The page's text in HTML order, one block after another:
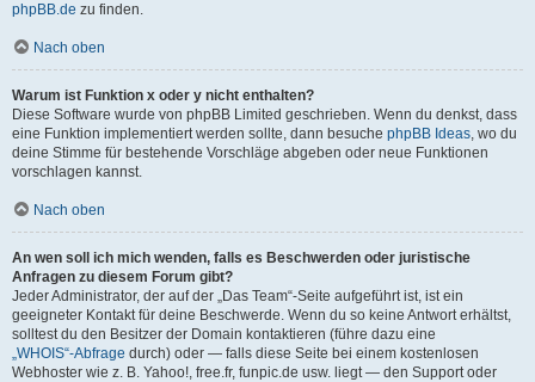
phpBB.de zu finden.
Nach oben
Warum ist Funktion x oder y nicht enthalten?
Diese Software wurde von phpBB Limited geschrieben. Wenn du denkst, dass
eine Funktion implementiert werden sollte, dann besuche phpBB Ideas, wo du
deine Stimme für bestehende Vorschläge abgeben oder neue Funktionen
vorschlagen kannst.
Nach oben
An wen soll ich mich wenden, falls es Beschwerden oder juristische
Anfragen zu diesem Forum gibt?
Jeder Administrator, der auf der „Das Team“-Seite aufgeführt ist, ist ein
geeigneter Kontakt für deine Beschwerde. Wenn du so keine Antwort erhältst,
solltest du den Besitzer der Domain kontaktieren (führe dazu eine
„WHOIS“-Abfrage durch) oder — falls diese Seite bei einem kostenlosen
Webhoster wie z. B. Yahoo!, free.fr, funpic.de usw. liegt — den Support oder